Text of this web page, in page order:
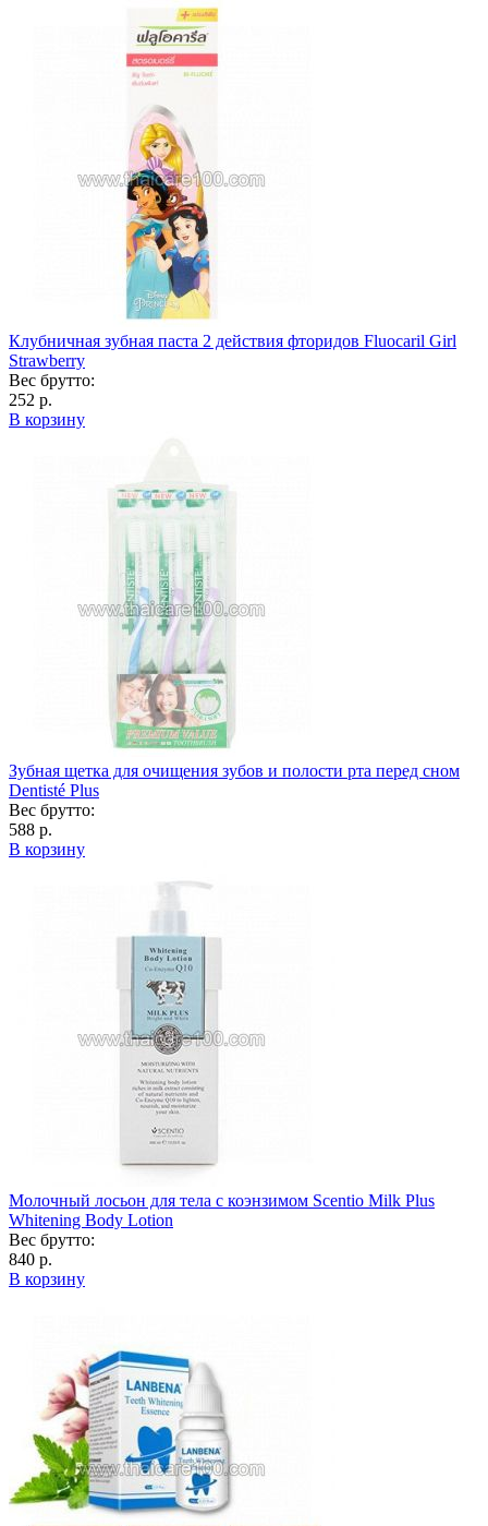
Клубничная зубная паста 2 действия фторидов Fluocaril Girl
Strawberry
Вес брутто:
252 р.
В корзину
Зубная щетка для очищения зубов и полости рта перед сном
Dentisté Plus
Вес брутто:
588 р.
В корзину
Молочный лосьон для тела с коэнзимом Scentio Milk Plus
Whitening Body Lotion
Вес брутто:
840 р.
В корзину